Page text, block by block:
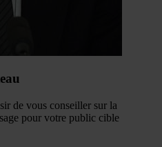
de vous conseiller sur la
pour votre public cible